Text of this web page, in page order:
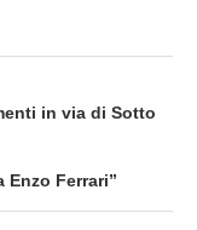
in via di Sotto
Enzo Ferrari”